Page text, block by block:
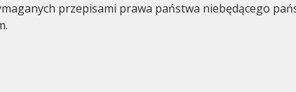
przepisami prawa państwa niebędącego